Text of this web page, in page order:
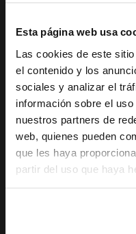
Esta página web usa
Las cookies de este
el contenido y los
sociales y analizar el
información sobre el
nuestros partners de
web, quienes pueden
que les haya
partir del uso que haya
NORTE
ÁFRICA
EPSA – ÁFRICA
ASIA DEL SUR
ASIA DEL ESTE